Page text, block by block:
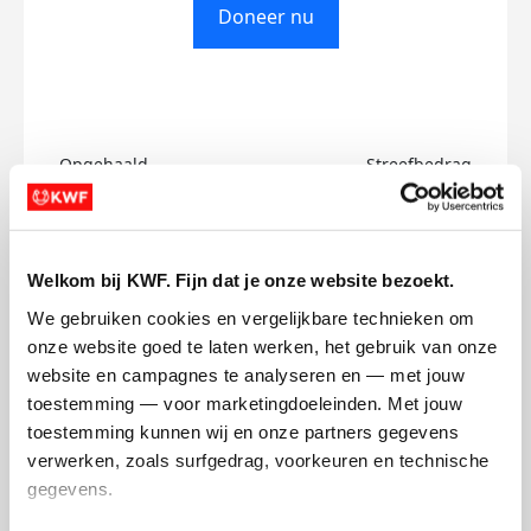
Welkom bij KWF. Fijn dat je onze website bezoekt.
We gebruiken cookies en vergelijkbare technieken om
onze website goed te laten werken, het gebruik van onze
website en campagnes te analyseren en — met jouw
toestemming — voor marketingdoeleinden. Met jouw
toestemming kunnen wij en onze partners gegevens
verwerken, zoals surfgedrag, voorkeuren en technische
gegevens.
Doneer nu
Opgehaald
€0
Streefbedrag
€500
Nicolas's badges